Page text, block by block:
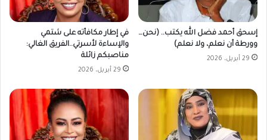
إسحق أحمد فضل الله يكتب.. (نحن…
وورطة أن نعلم، ولا نعلم)
29 أبريل، 2026
في إطار مكافأته على شتمي
والإساءة لأسرتي..الفريق الغالي:
مناصبكم زائلة
29 أبريل، 2026